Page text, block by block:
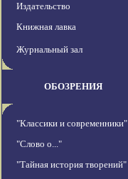
Издательство
Книжная лавка
Журнальный зал
ОБОЗРЕНИЯ
"Классики и современники"
"Слово о..."
"Тайная история творений"